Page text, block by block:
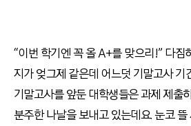
“이번 학기엔 꼭 올 A+를 맞으리!” 다짐
지가 엊그제 같은데 어느덧 기말고사 기
기말고사를 앞둔 대학생들은 과제 제출
분주한 나날을 보내고 있는데요. 눈코